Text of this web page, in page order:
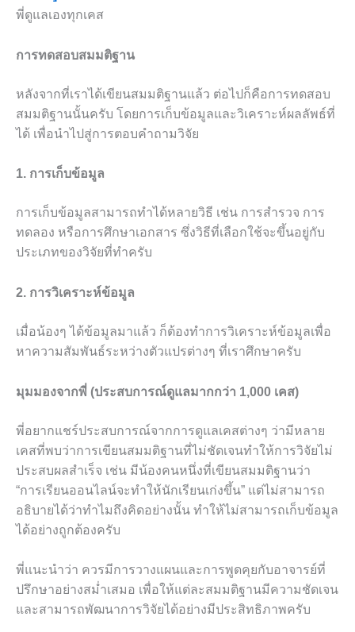
พี่ดูแลเองทุกเคส
การทดสอบสมมติฐาน
หลังจากที่เราได้เขียนสมมติฐานแล้ว ต่อไปก็คือการทดสอบ
สมมติฐานนั้นครับ โดยการเก็บข้อมูลและวิเคราะห์ผลลัพธ์ที่
ได้ เพื่อนำไปสู่การตอบคำถามวิจัย
1. การเก็บข้อมูล
การเก็บข้อมูลสามารถทำได้หลายวิธี เช่น การสำรวจ การ
ทดลอง หรือการศึกษาเอกสาร ซึ่งวิธีที่เลือกใช้จะขึ้นอยู่กับ
ประเภทของวิจัยที่ทำครับ
2. การวิเคราะห์ข้อมูล
เมื่อน้องๆ ได้ข้อมูลมาแล้ว ก็ต้องทำการวิเคราะห์ข้อมูลเพื่อ
หาความสัมพันธ์ระหว่างตัวแปรต่างๆ ที่เราศึกษาครับ
มุมมองจากพี่ (ประสบการณ์ดูแลมากกว่า 1,000 เคส)
พี่อยากแชร์ประสบการณ์จากการดูแลเคสต่างๆ ว่ามีหลาย
เคสที่พบว่าการเขียนสมมติฐานที่ไม่ชัดเจนทำให้การวิจัยไม่
ประสบผลสำเร็จ เช่น มีน้องคนหนึ่งที่เขียนสมมติฐานว่า
“การเรียนออนไลน์จะทำให้นักเรียนเก่งขึ้น” แต่ไม่สามารถ
อธิบายได้ว่าทำไมถึงคิดอย่างนั้น ทำให้ไม่สามารถเก็บข้อมูล
ได้อย่างถูกต้องครับ
พี่แนะนำว่า ควรมีการวางแผนและการพูดคุยกับอาจารย์ที่
ปรึกษาอย่างสม่ำเสมอ เพื่อให้แต่ละสมมติฐานมีความชัดเจน
และสามารถพัฒนาการวิจัยได้อย่างมีประสิทธิภาพครับ